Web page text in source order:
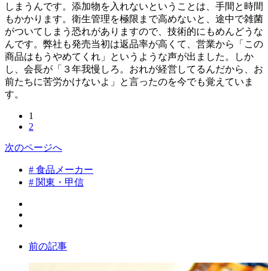
しまうんです。添加物を入れないということは、手間と時間
もかかります。衛生管理を極限まで高めないと、途中で雑菌
がついてしまう恐れがありますので、技術的にもめんどうな
んです。弊社も発売当初は返品率が高くて、営業から「この
商品はもうやめてくれ」というような声が出ました。しか
し、会長が「３年我慢しろ。おれが経営してるんだから、お
前たちに苦労かけないよ」と言ったのを今でも覚えていま
す。
1
2
次のページへ
# 食品メーカー
# 関東・甲信
前の記事